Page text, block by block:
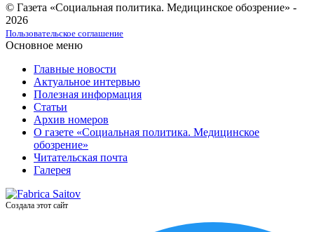
© Газета «Социальная политика. Медицинское обозрение» -
2026
Пользовательское соглашение
Основное меню
Главные новости
Актуальное интервью
Полезная информация
Статьи
Архив номеров
О газете «Социальная политика. Медицинское
обозрение»
Читательская почта
Галерея
Создала этот сайт